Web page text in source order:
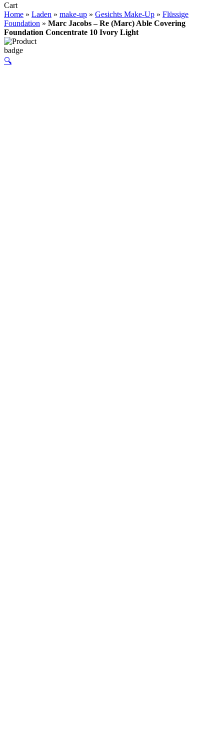
CartClose
Cart
Home » Laden » make-up » Gesichts Make-Up » Flüssige
Foundation » Marc Jacobs – Re (Marc) Able Covering
Foundation Concentrate 10 Ivory Light
🔍